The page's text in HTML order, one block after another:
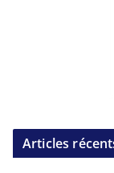
Articles